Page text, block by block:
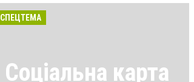
СПЕЦТЕМА
Соціальна карта